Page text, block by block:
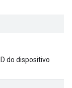
do dispositivo